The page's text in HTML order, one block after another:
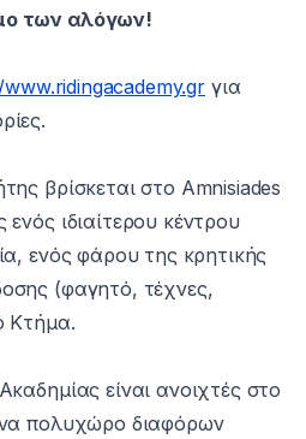
των αλόγων!
για
βρίσκεται στο Amnisiades
ιδιαίτερου κέντρου
ενός φάρου της κρητικής
(φαγητό, τέχνες,
Κτήμα.
είναι ανοιχτές στο
πολυχώρο διαφόρων